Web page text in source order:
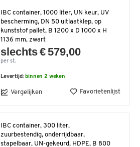
IBC container, 1000 liter, UN keur, UV
bescherming, DN 50 uitlaatklep, op
kunststof pallet, B 1200 x D 1000 x H
1136 mm, zwart
slechts € 579,00
per st.
Levertijd: binnen 2 weken
Vergelijken Favorietenlijst
IBC container, 300 liter,
zuurbestendig, onderrijdbaar,
stapelbaar, UN-gekeurd, HDPE, B 800